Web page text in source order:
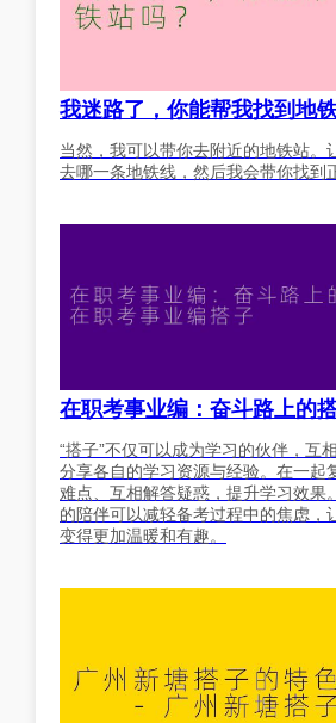
我迷路了，你能帮我找到地
当然，我可以带你去附近的地铁站。
去哪一条地铁线，然后我会带你找到
在职考事业编：奋斗路上的
“搭子”不仅可以成为学习的伙伴，互
分享各自的学习资源与经验。在一起
难点、互相解答疑惑，提升学习效果
的陪伴可以减轻备考过程中的焦虑，
变得更加温暖和有趣。